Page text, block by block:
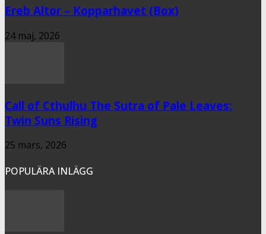
Ereb Altor – Kopparhavet (Box)
24 maj, 2026
Call of Cthulhu The Sutra of Pale Leaves:
Twin Suns Rising
25 mars, 2026
POPULÄRA INLÄGG